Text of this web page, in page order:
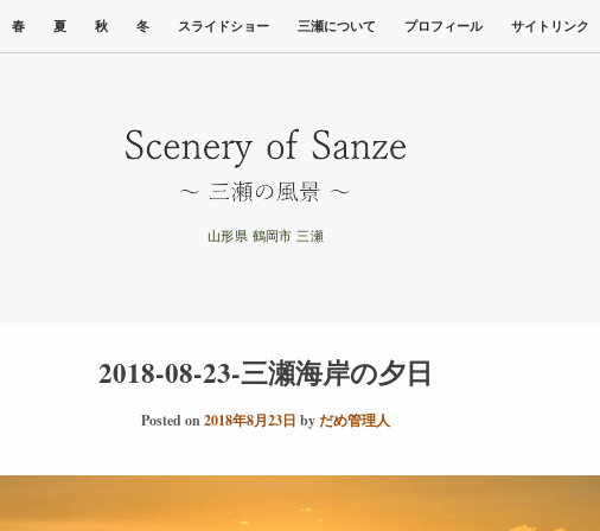
春 夏 秋 冬 スライドショー 三瀬について プロフィール サイトリンク
山形県 鶴岡市 三瀬
2018-08-23-三瀬海岸の夕日
Posted on2018年8月23日 byだめ管理人